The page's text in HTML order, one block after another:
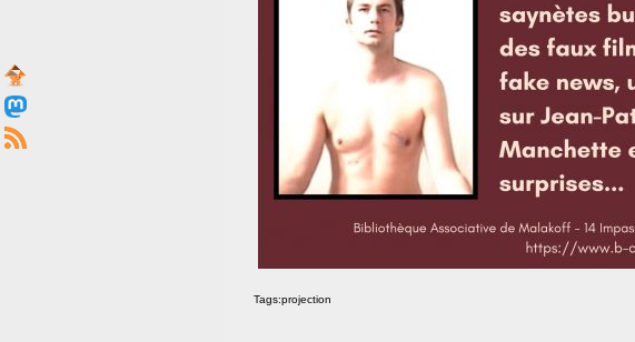
Tags:projection